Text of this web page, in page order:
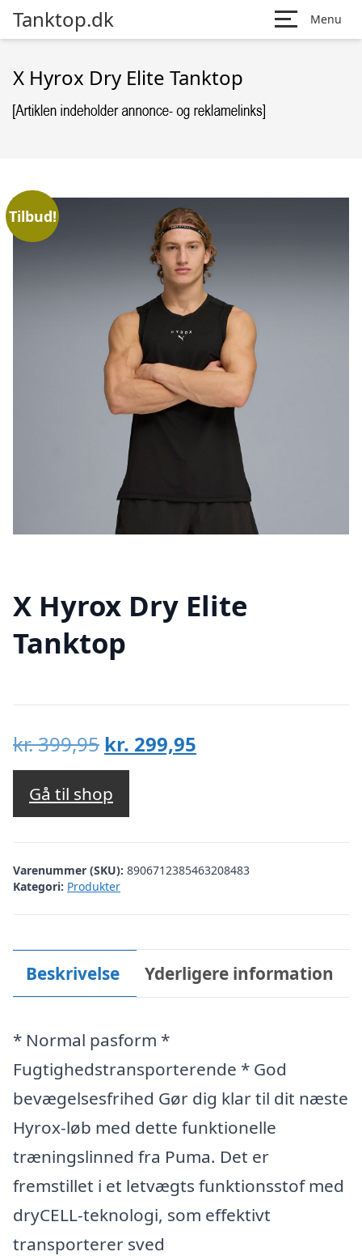
Tanktop.dk Menu
X Hyrox Dry Elite Tanktop
Tilbud!
X Hyrox Dry Elite
Tanktop
kr.399,95 Den
oprindelige
pris
var:
kr. 399,95.
kr. 299,95
kr. 299,95.
Gå til shop
Varenummer (SKU): 8906712385463208483
Kategori: Produkter
Beskrivelse Yderligere information
* Normal pasform *
Fugtighedstransporterende * God
bevægelsesfrihed Gør dig klar til dit næste
Hyrox-løb med dette funktionelle
træningslinned fra Puma. Det er
fremstillet i et letvægts funktionsstof med
dryCELL-teknologi, som effektivt
transporterer sved